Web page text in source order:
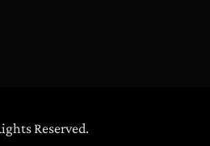
Reserved.